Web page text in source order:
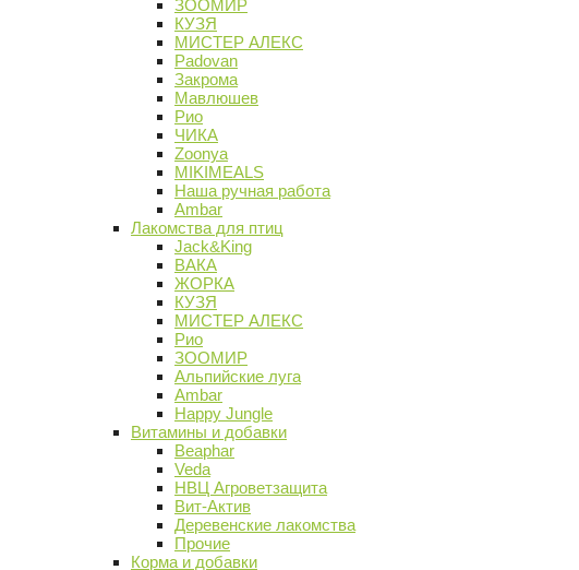
ЗООМИР
КУЗЯ
МИСТЕР АЛЕКС
Padovan
Закрома
Мавлюшев
Рио
ЧИКА
Zoonya
MIKIMEALS
Наша ручная работа
Ambar
Лакомства для птиц
Jack&King
ВАКА
ЖОРКА
КУЗЯ
МИСТЕР АЛЕКС
Рио
ЗООМИР
Альпийские луга
Ambar
Happy Jungle
Витамины и добавки
Beaphar
Veda
НВЦ Агроветзащита
Вит-Актив
Деревенские лакомства
Прочие
Корма и добавки